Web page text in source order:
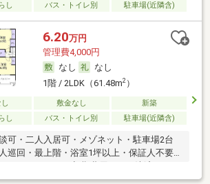
し
バス・トイレ別 駐車場(近隣含)
6.20万円
管理費4,000円
なし
なし
1階 / 2LDK（61.48m2）
敷金なし
新築
し
バス・トイレ別 駐車場(近隣含)
可・二人入居可・メゾネット・駐車場2台
巡回・最上階・浴室1坪以上・保証人不要
ルームシェア可・初期費用カード決済可